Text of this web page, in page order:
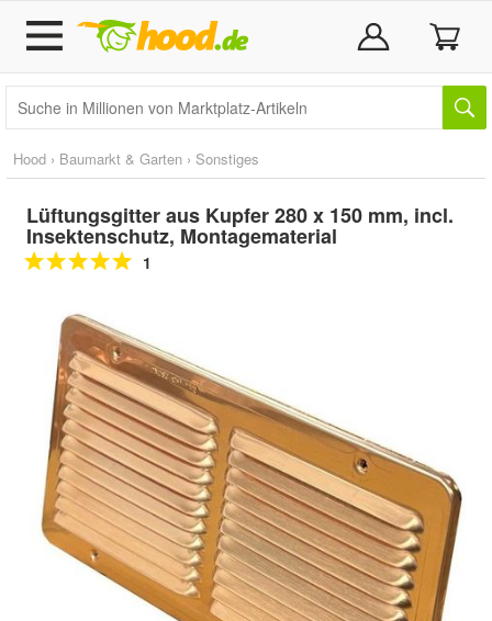
Hood › Baumarkt & Garten › Sonstiges
Lüftungsgitter aus Kupfer 280 x 150 mm, incl.
Insektenschutz, Montagematerial
1